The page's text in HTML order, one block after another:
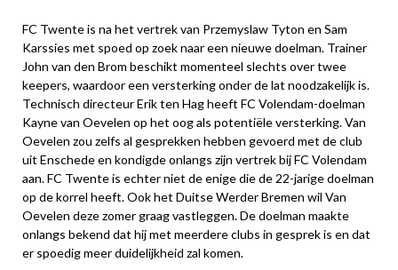
FC Twente is na het vertrek van Przemyslaw Tyton en Sam
Karssies met spoed op zoek naar een nieuwe doelman. Trainer
John van den Brom beschikt momenteel slechts over twee
keepers, waardoor een versterking onder de lat noodzakelijk is.
Technisch directeur Erik ten Hag heeft FC Volendam-doelman
Kayne van Oevelen op het oog als potentiële versterking. Van
Oevelen zou zelfs al gesprekken hebben gevoerd met de club
uit Enschede en kondigde onlangs zijn vertrek bij FC Volendam
aan. FC Twente is echter niet de enige die de 22-jarige doelman
op de korrel heeft. Ook het Duitse Werder Bremen wil Van
Oevelen deze zomer graag vastleggen. De doelman maakte
onlangs bekend dat hij met meerdere clubs in gesprek is en dat
er spoedig meer duidelijkheid zal komen.